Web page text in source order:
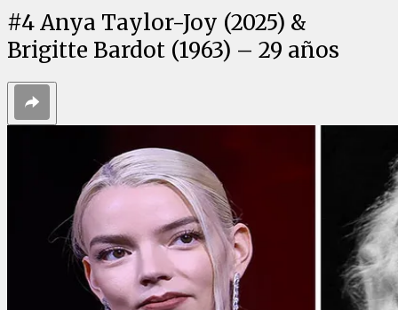
#4Anya Taylor-Joy (2025) &
Brigitte Bardot (1963) – 29 años